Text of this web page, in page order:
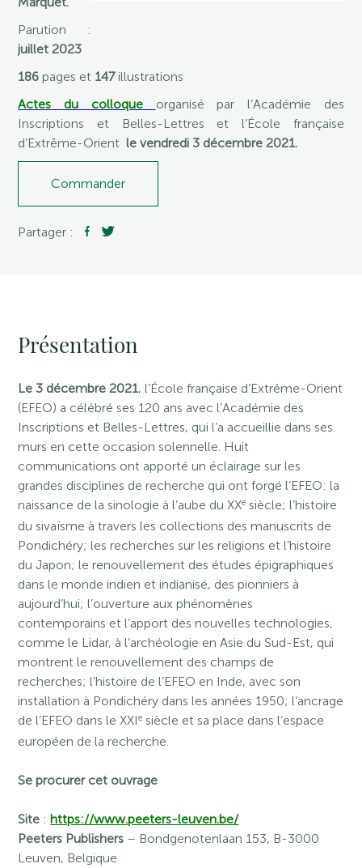
Parution :
juillet 2023
186 pages et 147illustrations
Actes du colloque
organisé par l’Académie des
Inscriptions et Belles-Lettres et l’École française
d’Extrême-Orientle vendredi 3 décembre 2021.
Commander
Partager :
Présentation
Le 3 décembre 2021, l’École française d’Extrême-Orient
(EFEO) a célébré ses 120 ans avec l’Académie des
Inscriptions et Belles-Lettres, qui l’a accueillie dans ses
murs en cette occasion solennelle. Huit
communications ont apporté un éclairage sur les
grandes disciplines de recherche qui ont forgé l’EFEO: la
naissance de la sinologie à l’aube du XXe siècle; l’histoire
du sivaïsme à travers les collections des manuscrits de
Pondichéry; les recherches sur les religions et l’histoire
du Japon; le renouvellement des études épigraphiques
dans le monde indien et indianisé, des pionniers à
aujourd’hui; l’ouverture aux phénomènes
contemporains et l’apport des nouvelles technologies,
comme le Lidar, à l’archéologie en Asie du Sud-Est, qui
montrent le renouvellement des champs de
recherches; l’histoire de l’EFEO en Inde, avec son
installation à Pondichéry dans les années 1950; l’ancrage
de l’EFEO dans le XXIe siècle et sa place dans l’espace
européen de la recherche.
Se procurer cet ouvrage
Site :https://www.peeters-leuven.be/
Peeters Publishers – Bondgenotenlaan 153, B-3000
Leuven, Belgique